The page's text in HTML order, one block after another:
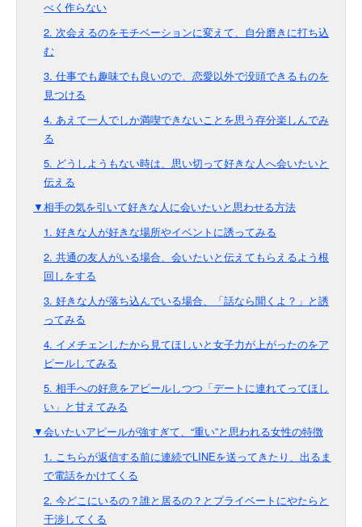
べく作らない
2. 次会えるのをモチベーションに変えて、自分磨きに打ち込
む
3. 仕事でも趣味でも良いので、恋愛以外で没頭できるものを
見つける
4. あえて一人でしか満喫できないことを思う存分楽しんでみ
る
5. どうしようもない時は、思い切って好きな人へ会いたいと
伝える
▼相手の気を引いて好きな人に会いたいと思わせる方法
1. 好きな人が好きな場所やイベントに誘ってみる
2. 共通の友人がいる場合、会いたいと伝えてもらえるよう根
回しをする
3. 好きな人が落ち込んでいる場合、「話なら聞くよ？」と誘
ってみる
4. イメチェンしたから見てほしいと女子力が上がったのをア
ピールしてみる
5. 相手への好意をアピールしつつ「デートに連れてってほし
い」と甘えてみる
▼会いたいアピールが強すぎて、“重い”と思われる女性の特徴
1. こちらが返信する前に連続でLINEを送ってきたり、出るま
で電話をかけてくる
2. 今どこにいるの？誰と居るの？とプライベートにやたらと
干渉してくる